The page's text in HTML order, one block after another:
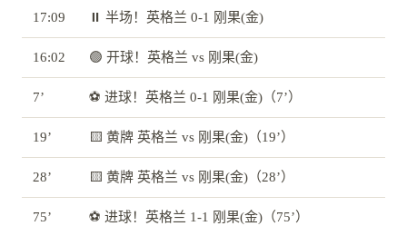
17:09 ⏸️ 半场！英格兰 0-1 刚果(金)
16:02 🟢 开球！英格兰 vs 刚果(金)
7’ ⚽ 进球！英格兰 0-1 刚果(金)（7’）
19’ 🟨 黄牌 英格兰 vs 刚果(金)（19’）
28’ 🟨 黄牌 英格兰 vs 刚果(金)（28’）
75’ ⚽ 进球！英格兰 1-1 刚果(金)（75’）